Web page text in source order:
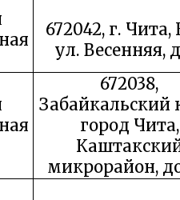
672042, г. Чита,
ул. Весенняя,
672038,
Забайкальский
город Чита,
микрорайон,